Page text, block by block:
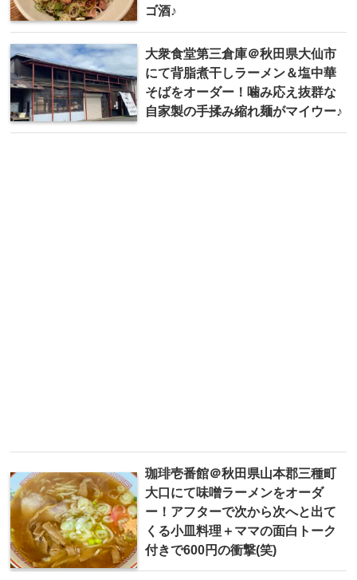
ゴ酒♪
大衆食堂第三倉庫＠秋田県大仙市
にて背脂煮干しラーメン＆塩中華
そばをオーダー！噛み応え抜群な
自家製の手揉み縮れ麺がマイウー♪
珈琲壱番館＠秋田県山本郡三種町
大口にて味噌ラーメンをオーダ
ー！アフターで次から次へと出て
くる小皿料理＋ママの面白トーク
付きで600円の衝撃(笑)